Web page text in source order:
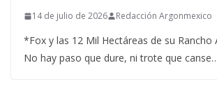
14 de julio de 2026 Redacción Argonmexico
*Fox y las 12 Mil Hectáreas de su Rancho
No hay paso que dure, ni trote que